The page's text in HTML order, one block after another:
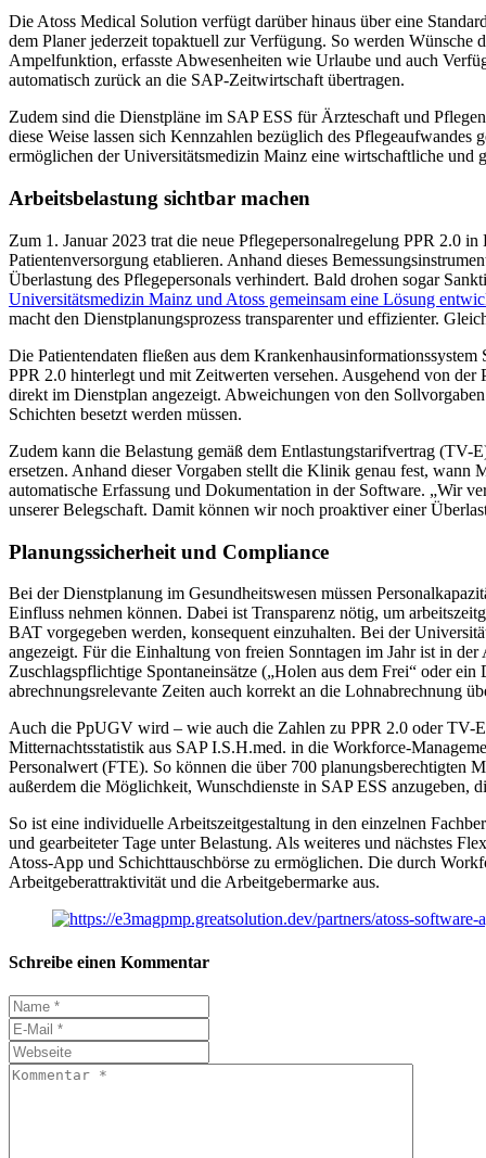
Die Atoss Medical Solution verfügt darüber hinaus über eine
dem Planer jederzeit topaktuell zur Verfügung. So werden
Ampelfunktion, erfasste Abwesenheiten wie Urlaube und auch
automatisch zurück an die SAP-Zeitwirtschaft übertragen.
Zudem sind die Dienstpläne im SAP ESS für Ärzteschaft und
diese Weise lassen sich Kennzahlen bezüglich des
ermöglichen der Universitätsmedizin Mainz eine wirtschaftliche und
Arbeitsbelastung sichtbar machen
Zum 1. Januar 2023 trat die neue Pflegepersonalregelung PPR 2.0
Patientenversorgung etablieren. Anhand dieses
Überlastung des Pflegepersonals verhindert. Bald drohen sogar
Universitätsmedizin Mainz und Atoss gemeinsam eine Lösung
macht den Dienstplanungsprozess transparenter und effizienter.
Die Patientendaten fließen aus dem
PPR 2.0 hinterlegt und mit Zeitwerten versehen. Ausgehend von
direkt im Dienstplan angezeigt. Abweichungen von den
Schichten besetzt werden müssen.
Zudem kann die Belastung gemäß dem Entlastungstarifvertrag
ersetzen. Anhand dieser Vorgaben stellt die Klinik genau fest, wann
automatische Erfassung und Dokumentation in der Software. „Wir
unserer Belegschaft. Damit können wir noch proaktiver einer
Planungssicherheit und Compliance
Bei der Dienstplanung im Gesundheitswesen müssen
Einfluss nehmen können. Dabei ist Transparenz nötig, um
BAT vorgegeben werden, konsequent einzuhalten. Bei der
angezeigt. Für die Einhaltung von freien Sonntagen im Jahr ist in
Zuschlagspflichtige Spontaneinsätze („Holen aus dem Frei“ oder
abrechnungsrelevante Zeiten auch korrekt an die Lohnabrechnung
Auch die PpUGV wird – wie auch die Zahlen zu PPR 2.0 oder TV-
Mitternachtsstatistik aus SAP I.S.H.med. in die Workforce-
Personalwert (FTE). So können die über 700 planungsberechtigten
außerdem die Möglichkeit, Wunschdienste in SAP ESS anzugeben,
So ist eine individuelle Arbeitszeitgestaltung in den einzelnen
und gearbeiteter Tage unter Belastung. Als weiteres und nächstes
Atoss-App und Schichttauschbörse zu ermöglichen. Die durch
Arbeitgeberattraktivität und die Arbeitgebermarke aus.
Schreibe einen Kommentar